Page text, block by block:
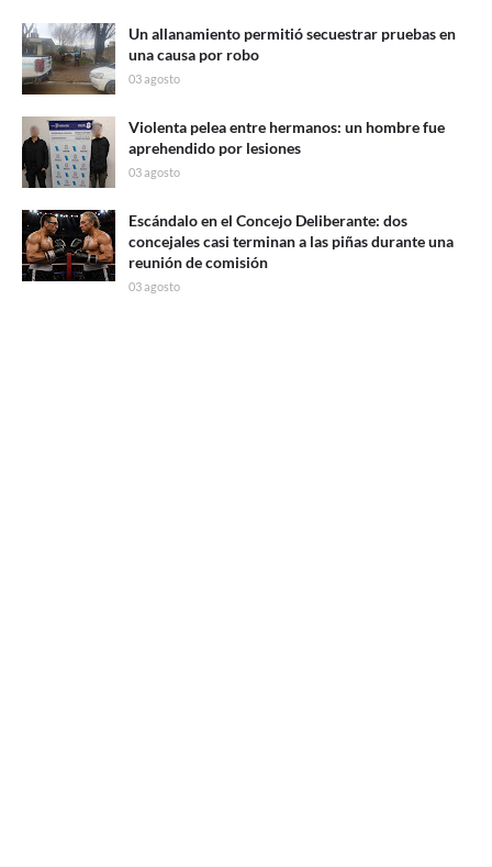
Un allanamiento permitió secuestrar pruebas en
una causa por robo
03 agosto
Violenta pelea entre hermanos: un hombre fue
aprehendido por lesiones
03 agosto
Escándalo en el Concejo Deliberante: dos
concejales casi terminan a las piñas durante una
reunión de comisión
03 agosto